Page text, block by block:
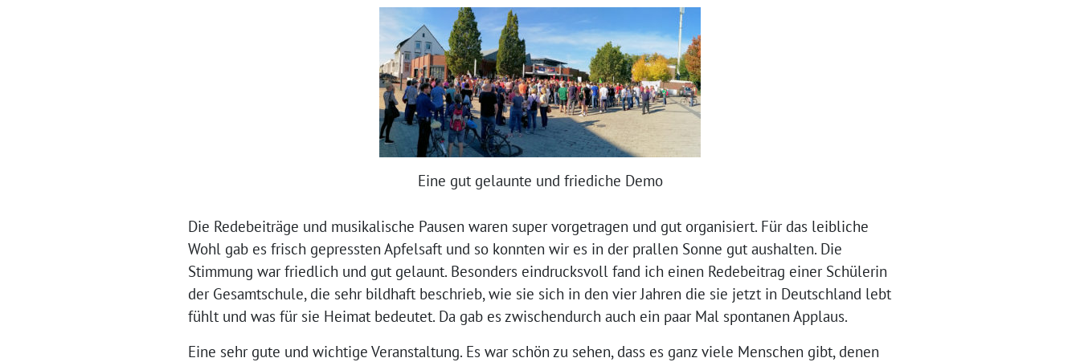
Eine gut gelaunte und friediche Demo
Die Redebeiträge und musikalische Pausen waren super vorgetragen und gut organisiert. Für das leibliche
Wohl gab es frisch gepressten Apfelsaft und so konnten wir es in der prallen Sonne gut aushalten. Die
Stimmung war friedlich und gut gelaunt. Besonders eindrucksvoll fand ich einen Redebeitrag einer Schülerin
der Gesamtschule, die sehr bildhaft beschrieb, wie sie sich in den vier Jahren die sie jetzt in Deutschland lebt
fühlt und was für sie Heimat bedeutet. Da gab es zwischendurch auch ein paar Mal spontanen Applaus.
Eine sehr gute und wichtige Veranstaltung. Es war schön zu sehen, dass es ganz viele Menschen gibt, denen